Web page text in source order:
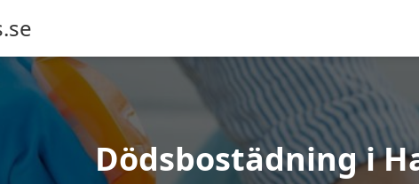
Dödsbostädning i